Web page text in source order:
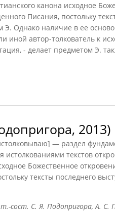
канона исходное
Писания, постольку
Однако наличие в ее
иной автор-толкователь к
- делает предметом Э.
2013)
— раздел
текстов
Божественное
тексты последнего
сост. С. Я. Подопригора, А.